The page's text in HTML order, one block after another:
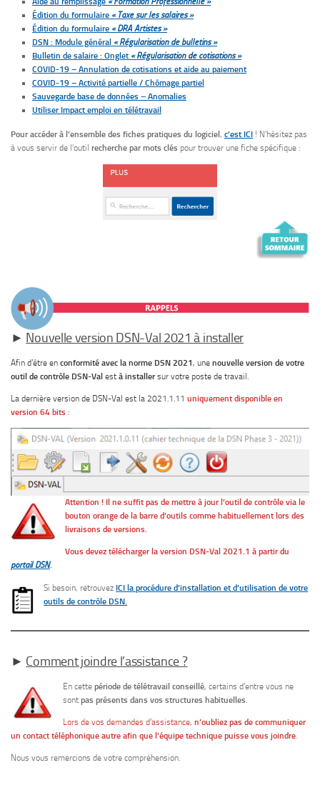
Édition du formulaire « Taxe sur les salaires »
Édition du formulaire « DRA Artistes »
DSN : Module général « Régularisation de bulletins »
Bulletin de salaire : Onglet « Régularisation de cotisations »
COVID-19 – Annulation de cotisations et aide au paiement
COVID-19 – Activité partielle / Chômage partiel
Sauvegarde base de données – Anomalies
Utiliser Impact emploi en télétravail
Pour accéder à l’ensemble des fiches pratiques du logiciel , c’est ICI ! N’hésitez pas
à vous servir de l’outil recherche par mots clés pour trouver une fiche spécifique :
► Nouvelle version DSN-Val 2021 à installer
Afin d’être en conformité avec la norme DSN 2021, une nouvelle version de votre
outil de contrôle DSN-Val est à installersur votre poste de travail.
La dernière version de DSN-Val est la 2021.1.11 uniquement disponible en
version 64 bits :
Attention ! Il ne suffit pas de mettre à jour l’outil de contrôle via le
bouton orange de la barre d’outils comme habituellement lors des
livraisons de versions.
Vous devez télécharger la version DSN-Val 2021.1 à partir du
portail DSN.
Si besoin, retrouvez ICI la procédure d’installation et d’utilisation de votre
outils de contrôle DSN.
► Comment joindre l’assistance ?
En cettepériode de télétravail conseillé, certains d’entre vous ne
sontpas présents dans vos structures habituelles
Lors de vos demandes d’assistance,n’oubliez pas de communiquer
un contact téléphonique autre afin que l’équipe technique puisse vous joindre
Nous vous remercions de votre compréhension.